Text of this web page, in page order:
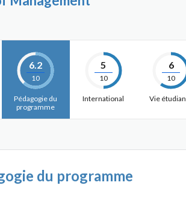
6.2
10
Pédagogie du
programme
5
10
International
6
10
Vie
du programme